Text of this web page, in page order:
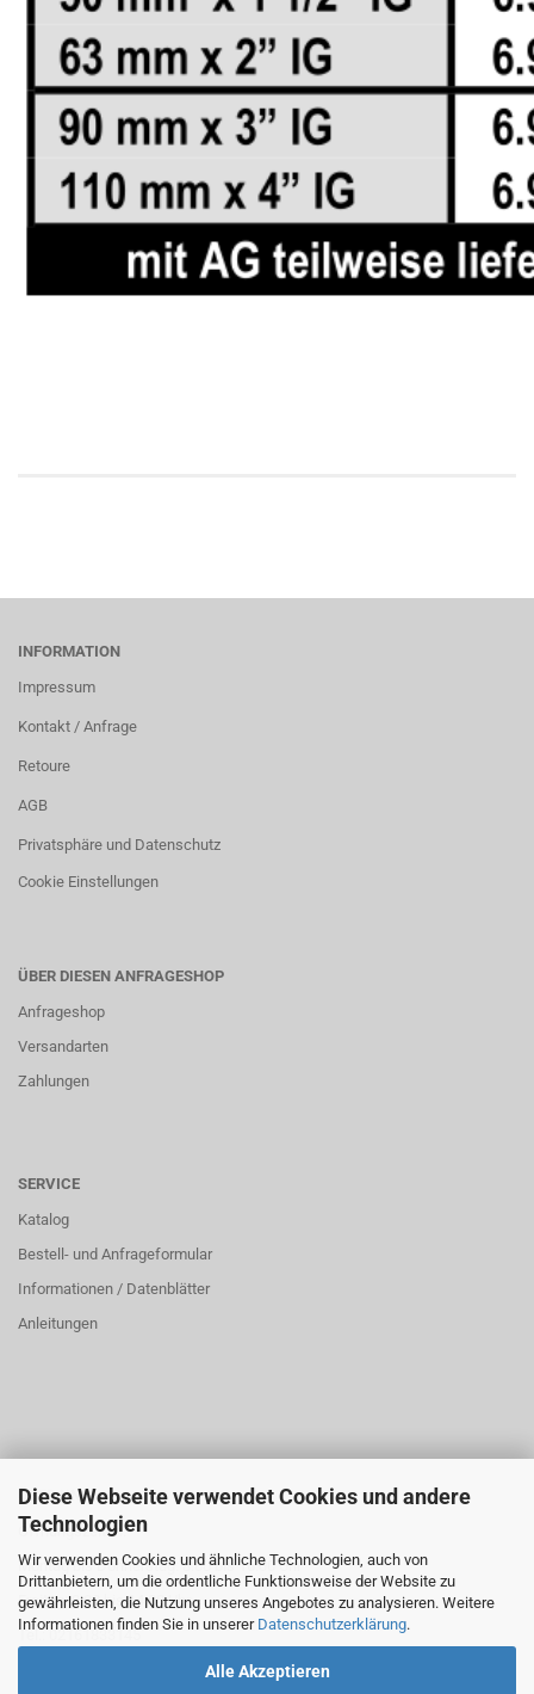
Diese Webseite verwendet Cookies und andere
Technologien
Wir verwenden Cookies und ähnliche Technologien, auch von
Drittanbietern, um die ordentliche Funktionsweise der Website zu
gewährleisten, die Nutzung unseres Angebotes zu analysieren. Weitere
Informationen finden Sie in unserer Datenschutzerklärung.
Alle Akzeptieren
INFORMATION
Impressum
Kontakt / Anfrage
Retoure
AGB
Privatsphäre und Datenschutz
Cookie Einstellungen
ÜBER DIESEN ANFRAGESHOP
Anfrageshop
Versandarten
Zahlungen
SERVICE
Katalog
Bestell- und Anfrageformular
Informationen / Datenblätter
Anleitungen
ÜBER UNS
Öffnungszeiten:
Montag bis Donnerstag: 8:00 bis 16:00 Uhr
Freitag: 8:00 bis 14:00 Uhr
Tel.: 02161833145